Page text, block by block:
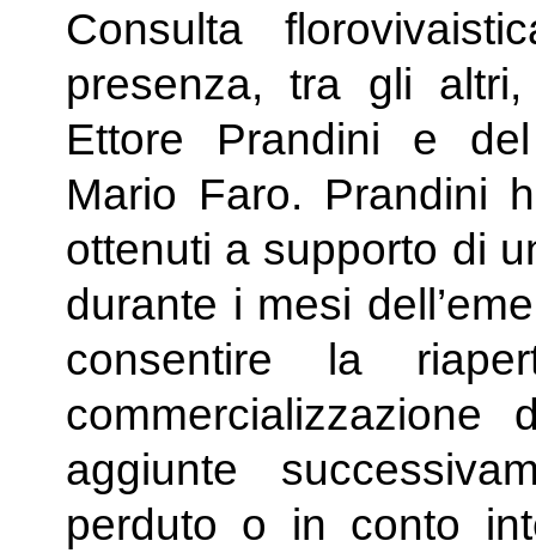
Consulta
presenza, tra gli
Ettore Prandini e
Mario Faro. Prandini
ottenuti a supporto di
durante i mesi
consentire la
aggiunte
perduto o in conto